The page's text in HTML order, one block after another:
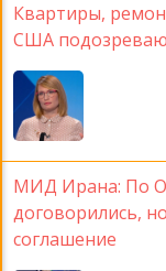
Квартиры,
США
МИД Ирана: По
договорились,
соглашение